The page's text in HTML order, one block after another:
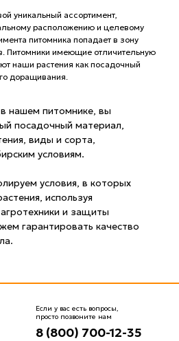
уникальный ассортимент,
расположению и целевому
питомника попадает в зону
Питомники имеющие отличительную
наши растения как посадочный
доращивания.
нашем питомнике, вы
посадочный материал,
виды и сорта,
условиям.
условия, в которых
используя
и защиты
гарантировать качество
Если у вас есть вопросы,
просто позвоните нам
8 (800) 700-12-35